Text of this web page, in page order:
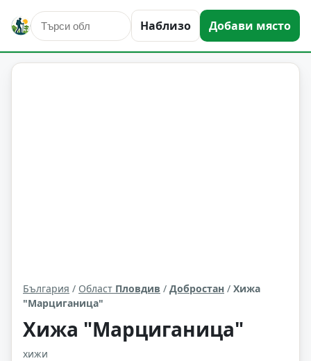
Наблизо Добави място
места за подслон Добростан Област: Пловдив
България / Област Пловдив / Добростан / Хижа
"Марциганица"
Хижа "Марциганица"
хижи